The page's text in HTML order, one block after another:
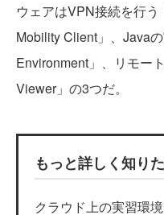
ウェアはVPN接続を行
Mobility Client」、Java
Environment」、リモー
Viewer」の3つだ。
もっと詳しく知り
クラウド上の実習環